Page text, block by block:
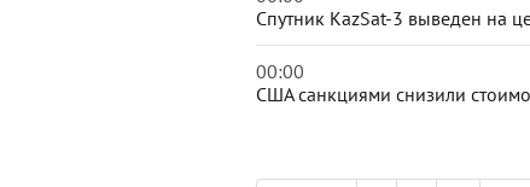
Спутник KazSat-3 выведен на
00:00
США санкциями снизили